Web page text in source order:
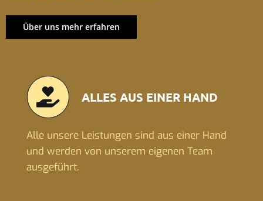
Über uns mehr erfahren
ALLES AUS EINER HAND
Alle unsere Leistungen sind aus einer Hand
und werden von unserem eigenen Team
ausgeführt.